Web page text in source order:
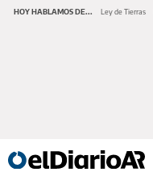
HOY HABLAMOS DE... Ley de Tierras